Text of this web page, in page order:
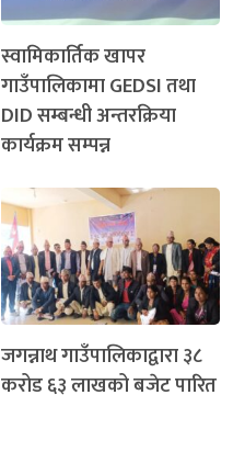
स्वामिकार्तिक खापर
गाउँपालिकामा GEDSI तथा
DID सम्बन्धी अन्तरक्रिया
कार्यक्रम सम्पन्न
जगन्नाथ गाउँपालिकाद्वारा ३८
करोड ६३ लाखको बजेट पारित